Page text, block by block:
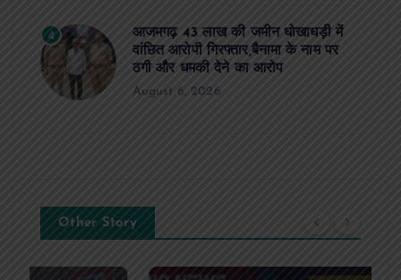
4
आजमगढ़ 43 लाख की जमीन धोखाधड़ी में
वांछित आरोपी गिरफ्तार,बैनामा के नाम पर
ठगी और धमकी देने का आरोप
August 6, 2026
Other Story